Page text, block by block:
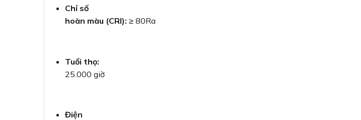
Chỉ số
hoàn màu (CRI): ≥ 80Ra
Tuổi thọ:
25.000 giờ
Điện